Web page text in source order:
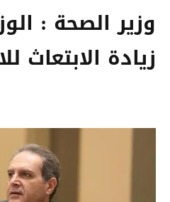
وزير الصحة :
زيادة الابتعاث